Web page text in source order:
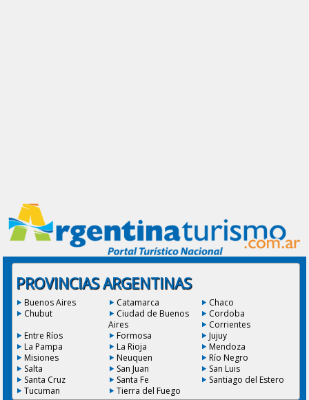
PROVINCIAS ARGENTINAS
Buenos Aires Catamarca
Chaco
Chubut
Ciudad de Buenos
Aires
Cordoba
Corrientes
Entre Ríos
Formosa
Jujuy
La Pampa
La Rioja
Mendoza
Misiones
Neuquen
Río Negro
Salta
San Juan
San Luis
Santa Cruz
Santa Fe
Santiago del Estero
Tucuman
Tierra del Fuego